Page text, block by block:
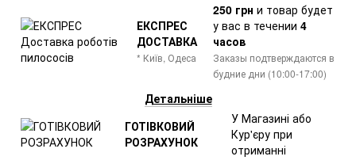
ЕКСПРЕС
ДОСТАВКА
* Київ, Одеса
250 грн и товар будет
у вас в течении 4
часов
Заказы подтверждаются в
будние дни (10:00-17:00)
Детальніше
ГОТІВКОВИЙ
РОЗРАХУНОК
У Магазині або
Кур'єру при
отриманні